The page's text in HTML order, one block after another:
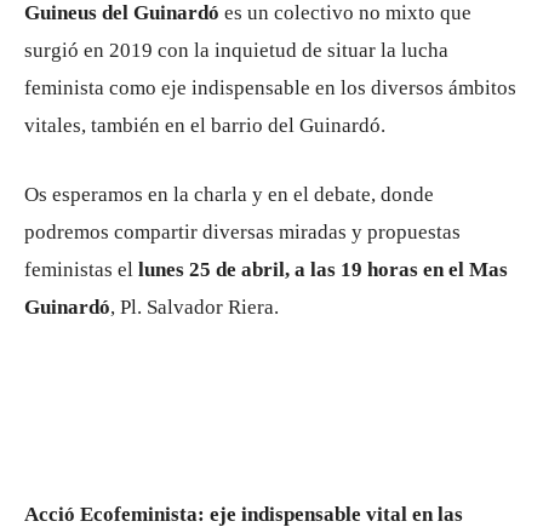
Guineus del Guinardó es un colectivo no mixto que
surgió en 2019 con la inquietud de situar la lucha
feminista como eje indispensable en los diversos ámbitos
vitales, también en el barrio del Guinardó.
Os esperamos en la charla y en el debate, donde
podremos compartir diversas miradas y propuestas
feministas el lunes 25 de abril, a las 19 horas en el Mas
Guinardó, Pl. Salvador Riera.
Acció Ecofeminista: eje indispensable vital en las